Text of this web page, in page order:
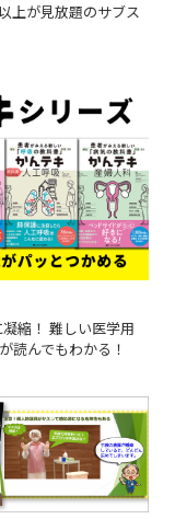
上が見放題のサブス
縮！ 難しい医学用
読んでもわかる！